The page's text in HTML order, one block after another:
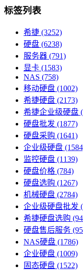
标签列表
希捷 (3252)
硬盘 (6238)
服务器 (791)
显卡 (1583)
NAS (758)
移动硬盘 (1002)
希捷硬盘 (2173)
希捷企业级硬盘
硬盘批发 (1877)
硬盘采购 (1641)
企业级硬盘
监控硬盘 (1139)
硬盘价格 (784)
硬盘选购 (1267)
机械硬盘 (2784)
企业级硬盘批发
希捷硬盘选购
硬盘售后服务
NAS硬盘 (1786)
企业硬盘 (1009)
固态硬盘 (1522)